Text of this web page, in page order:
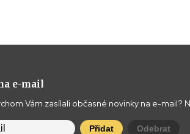
e-mail
Vám zasílali občasné novinky na e-
Přidat Odebrat